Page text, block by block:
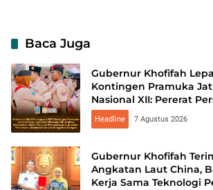
Baca Juga
Gubernur Khofifah
Kontingen Pramuka
Nasional XII: Pererat
Perkuat Persatuan dan
Semangat Nasionalisme
Headline 7 Agustus 2026
Gubernur Khofifah
Angkatan Laut China,
Kerja Sama Teknologi